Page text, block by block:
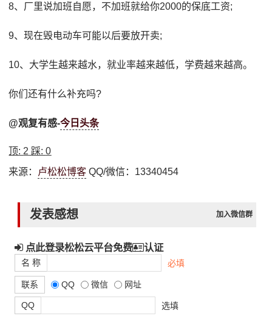
8、厂里说加班自愿，不加班就给你2000的保底工资;
9、现在毁电动车可能以后要放开卖;
10、大学生越来越水，就业率越来越低，学费越来越高。
你们还有什么补充吗?
@观复有感-今日头条
顶: 2 踩:0
来源： 卢松松博客 QQ/微信：13340454
发表感想 加入微信群
点此登录松松云平台免费 认证
名 称 必填
联系 QQ 微信 网址
QQ 选填